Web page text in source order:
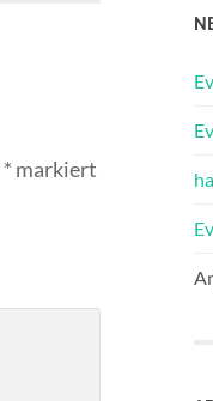
* markiert
Ev
Ev
Ev